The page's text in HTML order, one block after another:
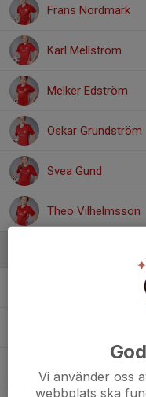
Frans Nordmark
Karl Mellström
Melker Edström
Oskar Grundström
Svea Gund
Theo Vilhelmsson
Vi använder oss
webbplats ska